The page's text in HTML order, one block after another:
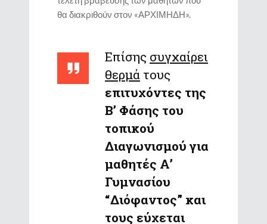
θα διακριθούν στον «ΑΡΧΙΜΗΔΗ».
Επίσης συγχαίρει
θερμά τους
επιτυχόντες της
Β’ Φάσης του
τοπικού
Διαγωνισμού για
μαθητές Α’
Γυμνασίου
“Διόφαντος” και
τους εύχεται